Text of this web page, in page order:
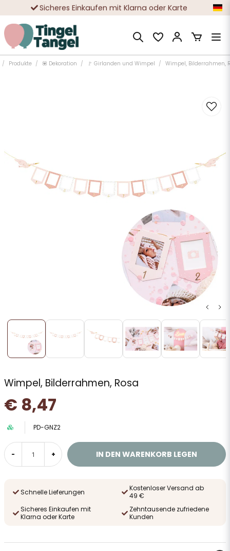
Sicheres Einkaufen mit Klarna oder Karte
Zehntausende zufriedene Kunden
Produkte 💟 Dekoration 🚩 Girlanden und Wimpel Wimpel, Bilderrahmen,
Wimpel, Bilderrahmen, Rosa
€ 8,47
PD-GNZ2
- + IN DEN WARENKORB LEGEN
Schnelle Lieferungen
Kostenloser Versand ab
49 €
Sicheres Einkaufen mit
Klarna oder Karte
Zehntausende zufriedene
Kunden